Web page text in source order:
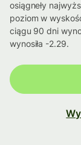
osiągneły
poziom w
ciągu 90 dni
wynosiła -2.29.